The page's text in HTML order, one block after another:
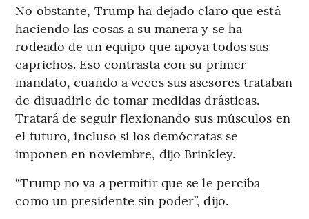
No obstante, Trump ha dejado claro que está
haciendo las cosas a su manera y se ha
rodeado de un equipo que apoya todos sus
caprichos. Eso contrasta con su primer
mandato, cuando a veces sus asesores trataban
de disuadirle de tomar medidas drásticas.
Tratará de seguir flexionando sus músculos en
el futuro, incluso si los demócratas se
imponen en noviembre, dijo Brinkley.
“Trump no va a permitir que se le perciba
como un presidente sin poder”, dijo.